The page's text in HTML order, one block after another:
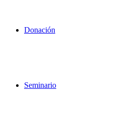
Donación
Seminario